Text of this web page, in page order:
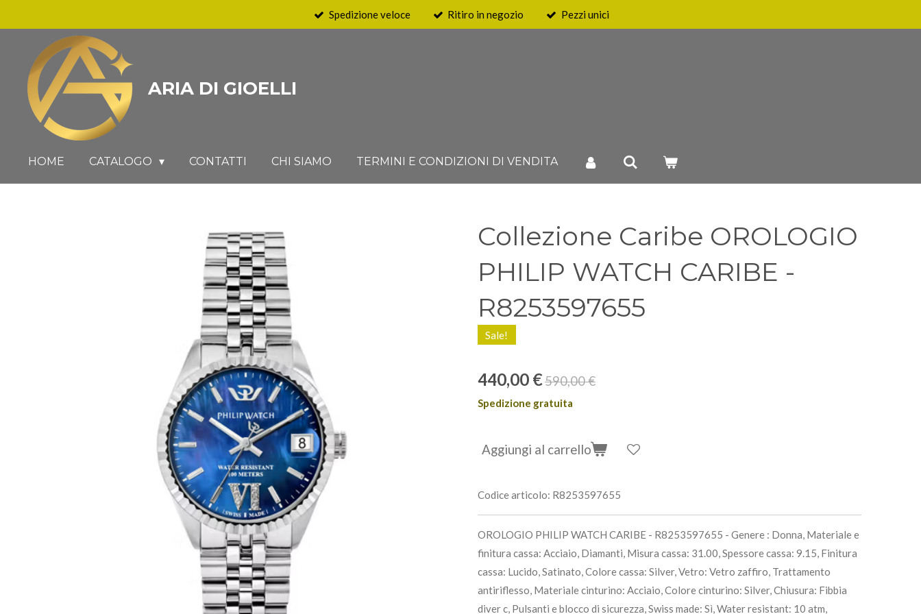
contenuto
principale
Spedizione veloce Ritiro in negozio Pezzi unici
ARIA DI GIOELLI
HOME CATALOGO CONTATTI CHI SIAMO TERMINI E CONDIZIONI DI VENDITA
Collezione Caribe OROLOGIO
PHILIP WATCH CARIBE -
R8253597655
Sale!
440,00 €590,00 €
Spedizione gratuita
Aggiungi al carrello
Codice articolo: R8253597655
OROLOGIO PHILIP WATCH CARIBE - R8253597655 - Genere : Donna, Materiale e
finitura cassa: Acciaio, Diamanti, Misura cassa: 31.00, Spessore cassa: 9.15, Finitura
cassa: Lucido, Satinato, Colore cassa: Silver, Vetro: Vetro zaffiro, Trattamento
antiriflesso, Materiale cinturino: Acciaio, Colore cinturino: Silver, Chiusura: Fibbia
diver c, Pulsanti e blocco di sicurezza, Swiss made: Sì, Water resistant: 10 atm,